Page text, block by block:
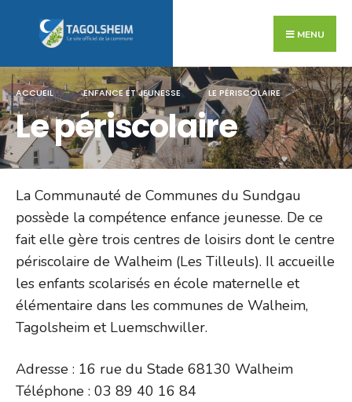
MENU
ACCUEIL ENFANCE ET JEUNESSE LE PÉRISCOLAIRE
Le périscolaire
La Communauté de Communes du Sundgau
possède la compétence enfance jeunesse. De ce
fait elle gère trois centres de loisirs dont le centre
périscolaire de Walheim (Les Tilleuls). Il accueille
les enfants scolarisés en école maternelle et
élémentaire dans les communes de Walheim,
Tagolsheim et Luemschwiller.
Adresse : 16 rue du Stade 68130 Walheim
Téléphone : 03 89 40 16 84
for: